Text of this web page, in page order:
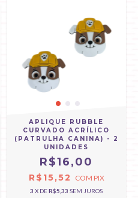
APLIQUE RUBBLE
CURVADO ACRÍLICO
(PATRULHA CANINA) - 2
UNIDADES
R$16,00
R$15,52 COM PIX
3 X DER$5,33 SEM JUROS